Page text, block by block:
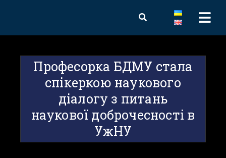
Професорка БДМУ стала
спікеркою наукового
діалогу з питань
наукової доброчесності в
УжНУ